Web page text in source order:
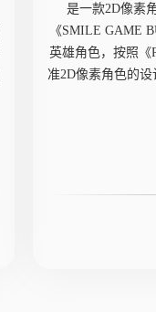
是一款2D像素
《SMILE GAME
英雄角色，按照《
准2D像素角色的